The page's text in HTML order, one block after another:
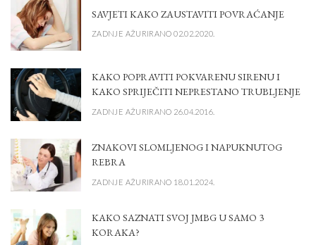
SAVJETI KAKO ZAUSTAVITI POVRAĆANJE
ZADNJE AŽURIRANO 02.02.2020.
KAKO POPRAVITI POKVARENU SIRENU I
KAKO SPRIJEČITI NEPRESTANO TRUBLJENJE
ZADNJE AŽURIRANO 26.04.2016.
ZNAKOVI SLOMLJENOG I NAPUKNUTOG
REBRA
ZADNJE AŽURIRANO 18.01.2024.
KAKO SAZNATI SVOJ JMBG U SAMO 3
KORAKA?